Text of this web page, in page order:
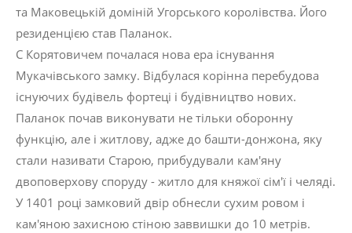
та Маковецькій доміній Угорського королівства. Його
резиденцією став Паланок.
С Корятовичем почалася нова ера існування
Мукачівського замку. Відбулася корінна перебудова
існуючих будівель фортеці і будівництво нових.
Паланок почав виконувати не тільки оборонну
функцію, але і житлову, адже до башти-донжона, яку
стали називати Старою, прибудували кам'яну
двоповерхову споруду - житло для княжої сім'ї і челяді.
У 1401 році замковий двір обнесли сухим ровом і
кам'яною захисною стіною заввишки до 10 метрів.